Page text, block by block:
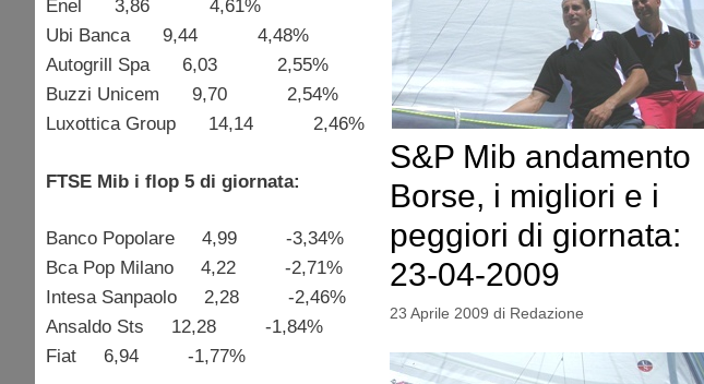
Enel 3,86 4,61%
Ubi Banca 9,44 4,48%
Autogrill Spa 6,03 2,55%
Buzzi Unicem 9,70 2,54%
Luxottica Group 14,14 2,46%
FTSE Mib i flop 5 di giornata:
Banco Popolare 4,99 -3,34%
Bca Pop Milano 4,22 -2,71%
Intesa Sanpaolo 2,28 -2,46%
Ansaldo Sts 12,28 -1,84%
Fiat 6,94 -1,77%
S&P Mib andamento
Borse, i migliori e i
peggiori di giornata:
23-04-2009
23 Aprile 2009 di Redazione